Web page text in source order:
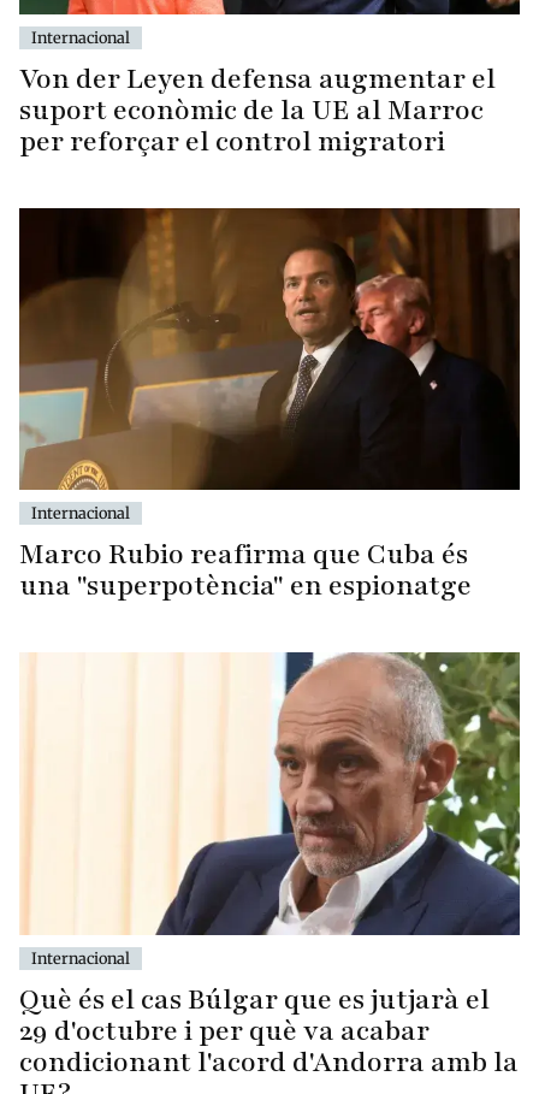
Internacional
Von der Leyen defensa augmentar el
suport econòmic de la UE al Marroc
per reforçar el control migratori
Internacional
Marco Rubio reafirma que Cuba és
una "superpotència" en espionatge
Internacional
Què és el cas Búlgar que es jutjarà el
29 d'octubre i per què va acabar
condicionant l'acord d'Andorra amb la